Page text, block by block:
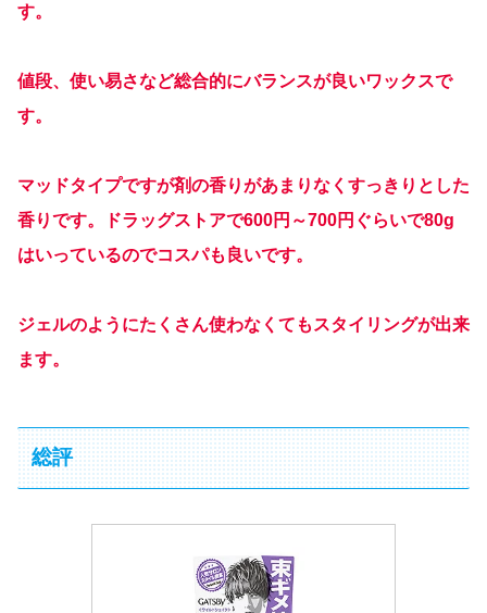
す。
値段、使い易さなど総合的にバランスが良いワックスで
す。
マッドタイプですが剤の香りがあまりなくすっきりとした
香りです。ドラッグストアで600円～700円ぐらいで80g
はいっているのでコスパも良いです。
ジェルのようにたくさん使わなくてもスタイリングが出来
ます。
総評